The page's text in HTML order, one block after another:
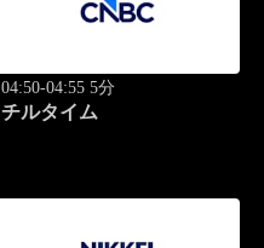
04:50-04:55 5分
チルタイム